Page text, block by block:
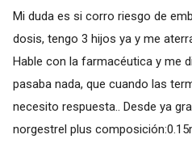
Mi duda es si corro riesgo de
dosis, tengo 3 hijos ya y me
Hable con la farmacéutica y me
pasaba nada, que cuando las
necesito respuesta.. Desde ya
norgestrel plus